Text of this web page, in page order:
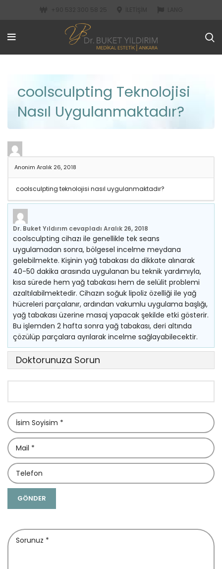
coolsculpting Teknolojisi
Nasıl Uygulanmaktadır?
Anonim Aralık 26, 2018
coolsculpting teknolojisi nasıl uygulanmaktadır?
Dr. Buket Yıldırım cevapladı Aralık 26, 2018
coolsculpting cihazı ile genellikle tek seans
uygulamadan sonra, bölgesel incelme meydana
gelebilmekte. Kişinin yağ tabakası da dikkate alınarak
40-50 dakika arasında uygulanan bu teknik yardımıyla,
kısa sürede hem yağ tabakası hem de selülit problemi
azaltılabilmektedir. Cihazın soğuk lipoliz özelliği ile yağ
hücreleri parçalanır, ardından vakumlu uygulama başlığı,
yağ tabakası üzerine masaj yapacak şekilde etki gösterir.
Bu işlemden 2 hafta sonra yağ tabakası, deri altında
çözülüp parçalara ayrılarak incelme sağlayabilecektir.
Doktorunuza Sorun